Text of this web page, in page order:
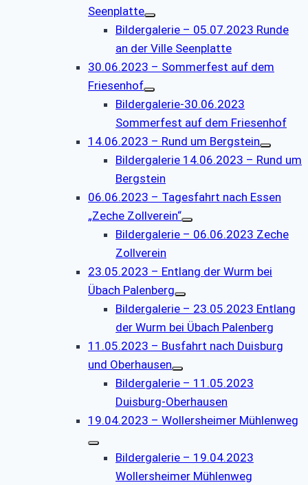
Seenplatte
Bildergalerie – 05.07.2023 Runde
an der Ville Seenplatte
30.06.2023 – Sommerfest auf dem
Friesenhof
Bildergalerie-30.06.2023
Sommerfest auf dem Friesenhof
14.06.2023 – Rund um Bergstein
Bildergalerie 14.06.2023 – Rund um
Bergstein
06.06.2023 – Tagesfahrt nach Essen
„Zeche Zollverein“
Bildergalerie – 06.06.2023 Zeche
Zollverein
23.05.2023 – Entlang der Wurm bei
Übach Palenberg
Bildergalerie – 23.05.2023 Entlang
der Wurm bei Übach Palenberg
11.05.2023 – Busfahrt nach Duisburg
und Oberhausen
Bildergalerie – 11.05.2023
Duisburg-Oberhausen
19.04.2023 – Wollersheimer Mühlenweg
Bildergalerie – 19.04.2023
Wollersheimer Mühlenweg